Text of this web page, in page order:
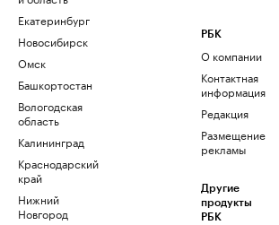
Екатеринбург
Новосибирск
Омск
Башкортостан
Вологодская
область
Калининград
Краснодарский
край
Нижний
Новгород
РБК
О компании
Контактная
информация
Редакция
Размещение
рекламы
Другие
продукты
РБК